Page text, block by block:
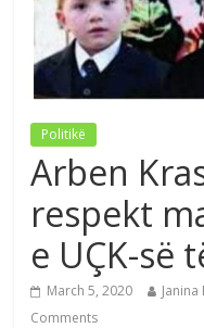
Politikë
Arben
respekt
e UÇK-së
March 5, 2020 Janina
Comments